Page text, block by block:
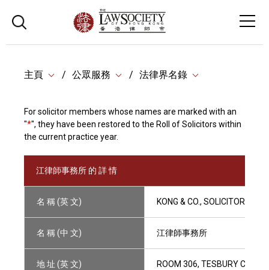
主頁 公眾服務 法律界名錄
For solicitor members whose names are marked with an
"*", they have been restored to the Roll of Solicitors within
the current practice year.
江律師事務所 的 詳 情
名 稱 (英 文) KONG & CO., SOLICITORS
名 稱 (中 文) 江律師事務所
地 址 (英 文) ROOM 306, TESBURY